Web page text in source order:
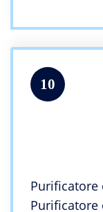
10
Purificatore
Purificatore